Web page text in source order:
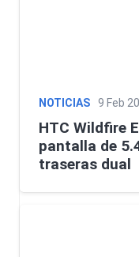
NOTICIAS 9 Feb
HTC Wildfire
pantalla de
traseras dual